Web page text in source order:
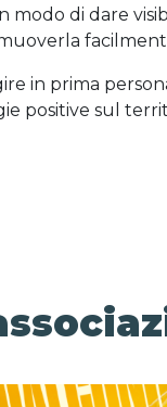
modo di dare
in prima
positive sul